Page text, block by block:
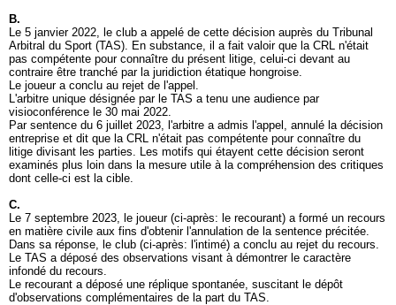
B.
Le 5 janvier 2022, le club a appelé de cette décision auprès du Tribunal
Arbitral du Sport (TAS). En substance, il a fait valoir que la CRL n'était
pas compétente pour connaître du présent litige, celui-ci devant au
contraire être tranché par la juridiction étatique hongroise.
Le joueur a conclu au rejet de l'appel.
L'arbitre unique désignée par le TAS a tenu une audience par
visioconférence le 30 mai 2022.
Par sentence du 6 juillet 2023, l'arbitre a admis l'appel, annulé la décision
entreprise et dit que la CRL n'était pas compétente pour connaître du
litige divisant les parties. Les motifs qui étayent cette décision seront
examinés plus loin dans la mesure utile à la compréhension des critiques
dont celle-ci est la cible.
C.
Le 7 septembre 2023, le joueur (ci-après: le recourant) a formé un recours
en matière civile aux fins d'obtenir l'annulation de la sentence précitée.
Dans sa réponse, le club (ci-après: l'intimé) a conclu au rejet du recours.
Le TAS a déposé des observations visant à démontrer le caractère
infondé du recours.
Le recourant a déposé une réplique spontanée, suscitant le dépôt
d'observations complémentaires de la part du TAS.